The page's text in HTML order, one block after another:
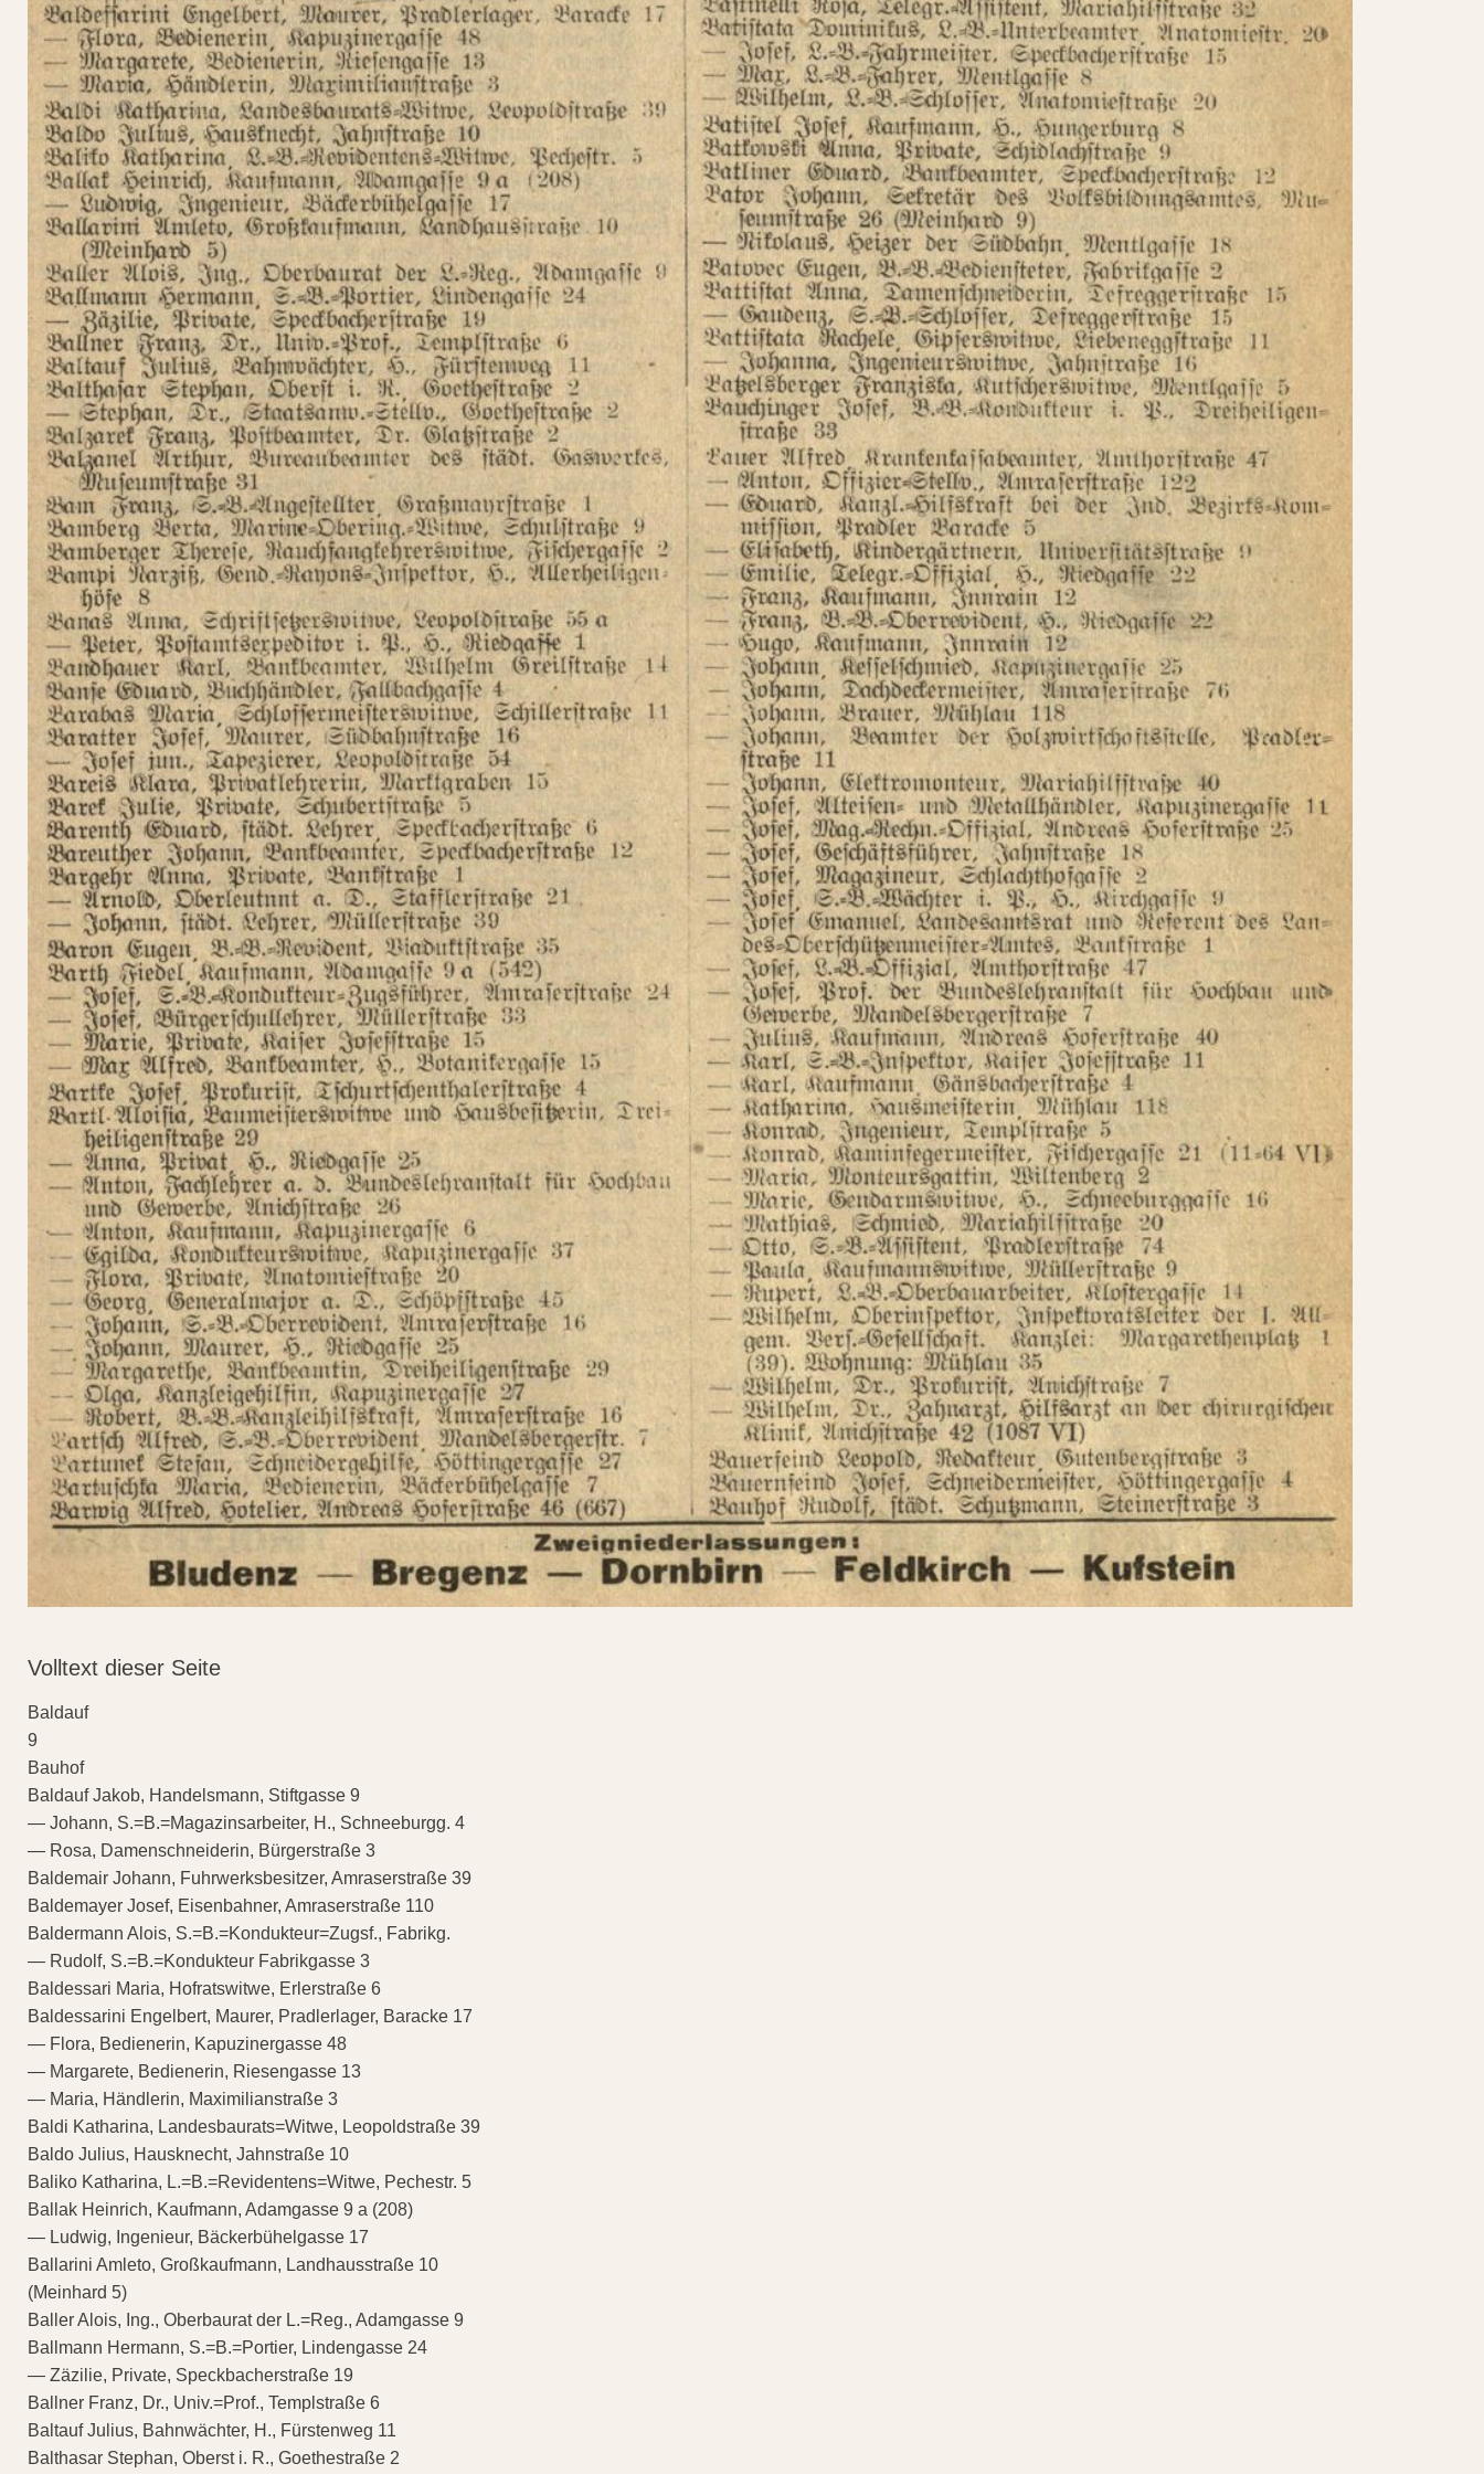
Volltext dieser Seite
Baldauf
9
Bauhof
Baldauf Jakob, Handelsmann, Stiftgasse 9
— Johann, S.=B.=Magazinsarbeiter, H., Schneeburgg. 4
— Rosa, Damenschneiderin, Bürgerstraße 3
Baldemair Johann, Fuhrwerksbesitzer, Amraserstraße 39
Baldemayer Josef, Eisenbahner, Amraserstraße 110
Baldermann Alois, S.=B.=Kondukteur=Zugsf., Fabrikg.
— Rudolf, S.=B.=Kondukteur Fabrikgasse 3
Baldessari Maria, Hofratswitwe, Erlerstraße 6
Baldessarini Engelbert, Maurer, Pradlerlager, Baracke 17
— Flora, Bedienerin, Kapuzinergasse 48
— Margarete, Bedienerin, Riesengasse 13
— Maria, Händlerin, Maximilianstraße 3
Baldi Katharina, Landesbaurats=Witwe, Leopoldstraße 39
Baldo Julius, Hausknecht, Jahnstraße 10
Baliko Katharina, L.=B.=Revidentens=Witwe, Pechestr. 5
Ballak Heinrich, Kaufmann, Adamgasse 9 a (208)
— Ludwig, Ingenieur, Bäckerbühelgasse 17
Ballarini Amleto, Großkaufmann, Landhausstraße 10
(Meinhard 5)
Baller Alois, Ing., Oberbaurat der L.=Reg., Adamgasse 9
Ballmann Hermann, S.=B.=Portier, Lindengasse 24
— Zäzilie, Private, Speckbacherstraße 19
Ballner Franz, Dr., Univ.=Prof., Templstraße 6
Baltauf Julius, Bahnwächter, H., Fürstenweg 11
Balthasar Stephan, Oberst i. R., Goethestraße 2